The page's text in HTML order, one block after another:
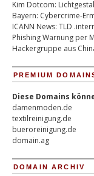
Kim Dotcom:
Bayern: Cybercrime-
ICANN News: TLD
Phishing Warnung per
Hackergruppe aus
PREMIUM
Diese Domains
damenmoden.de
textilreinigung.de
bueroreinigung.de
domain.ag
DOMAIN ARCHIV